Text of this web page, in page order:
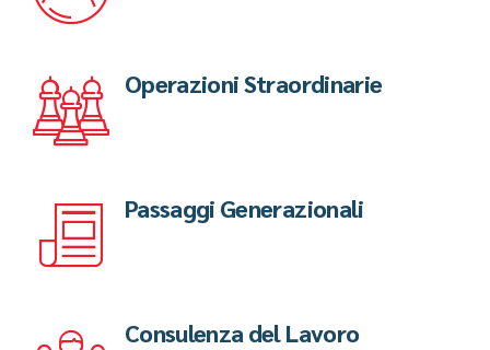
Operazioni Straordinarie
Passaggi Generazionali
Consulenza del Lavoro